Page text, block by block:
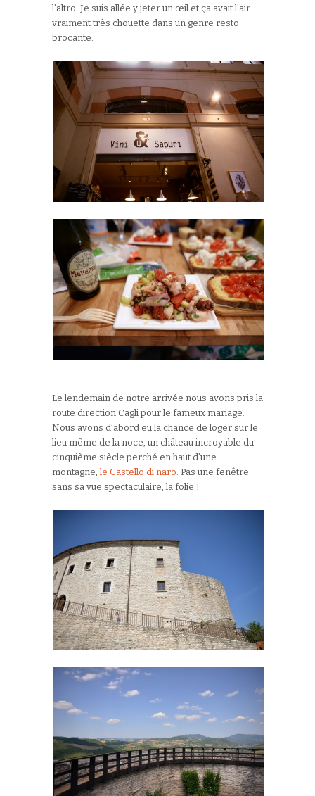
l’altro. Je suis allée y jeter un œil et ça avait l’air
vraiment très chouette dans un genre resto
brocante.
Le lendemain de notre arrivée nous avons pris la
route direction Cagli pour le fameux mariage.
Nous avons d’abord eu la chance de loger sur le
lieu même de la noce, un château incroyable du
cinquième siècle perché en haut d’une
montagne, le Castello di naro . Pas une fenêtre
sans sa vue spectaculaire, la folie !